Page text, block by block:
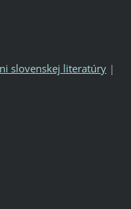
slovenskej literatúry |